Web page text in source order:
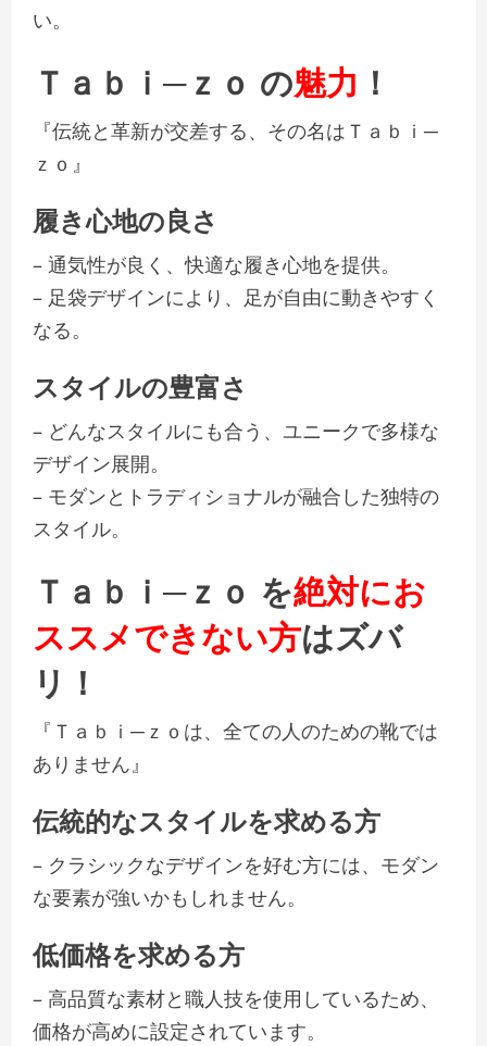
い。
Ｔａｂｉ─ｚｏ の魅力 ！
『伝統と革新が交差する、その名はＴａｂｉ─
ｚｏ』
履き心地の良さ
– 通気性が良く、快適な履き心地を提供。
– 足袋デザインにより、足が自由に動きやすく
なる。
スタイルの豊富さ
– どんなスタイルにも合う、ユニークで多様な
デザイン展開。
– モダンとトラディショナルが融合した独特の
スタイル。
Ｔａｂｉ─ｚｏ を絶対にお
ススメできない方はズバ
リ！
『Ｔａｂｉ─ｚｏは、全ての人のための靴では
ありません』
伝統的なスタイルを求める方
– クラシックなデザインを好む方には、モダン
な要素が強いかもしれません。
低価格を求める方
– 高品質な素材と職人技を使用しているため、
価格が高めに設定されています。